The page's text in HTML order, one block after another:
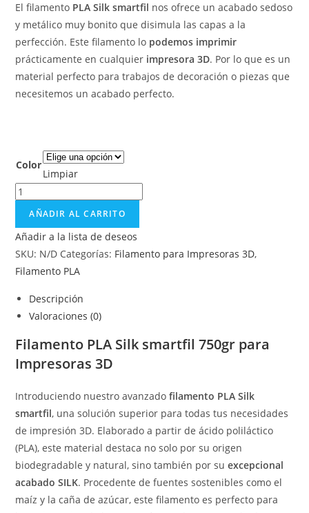
El filamento PLA Silk smartfil nos ofrece un acabado sedoso
y metálico muy bonito que disimula las capas a la
perfección. Este filamento lo podemos imprimir
prácticamente en cualquier impresora 3D. Por lo que es un
material perfecto para trabajos de decoración o piezas que
necesitemos un acabado perfecto.
Color
Limpiar
AÑADIR AL CARRITO
Añadir a la lista de deseos
SKU: N/D Categorías: Filamento para Impresoras 3D,
Filamento PLA
Descripción
Valoraciones (0)
Filamento PLA Silk smartfil 750gr para
Impresoras 3D
Introduciendo nuestro avanzadofilamento PLA Silk
smartfil, una solución superior para todas tus necesidades
de impresión 3D. Elaborado a partir de ácido poliláctico
(PLA), este material destaca no solo por su origen
biodegradable y natural, sino también por suexcepcional
acabado SILK. Procedente de fuentes sostenibles como el
maíz y la caña de azúcar, este filamento es perfecto para